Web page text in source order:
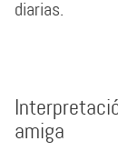
diarias.
amiga